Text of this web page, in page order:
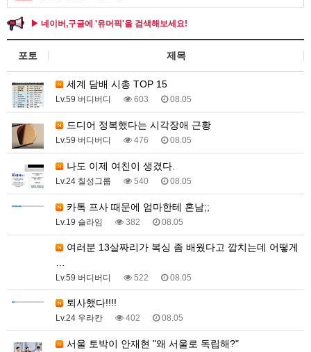
▶ 네이버,구글에 '유머픽'을 검색해보세요!
포토 제목
세계 담배 시총 TOP 15
Lv.59 버디버디 603 08.05
드디어 정복했다는 시각장애 근황
Lv.59 버디버디 476 08.05
나도 이제 여친이 생겼다.
Lv.24 칠성그룹 540 08.05
카톡 프사 때문에 엄마한테 혼남;;
Lv.19 슬라임 382 08.05
Lv.59 버디버디 522 08.05
퇴사했다!!!!
Lv.24 우라칸 402 08.05
서울 토박이 안재현 "왜 서울로 독립해?"